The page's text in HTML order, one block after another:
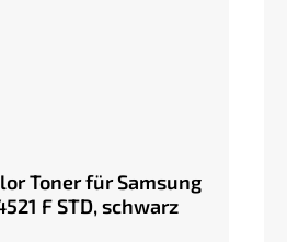
Toner für Samsung
F STD, schwarz